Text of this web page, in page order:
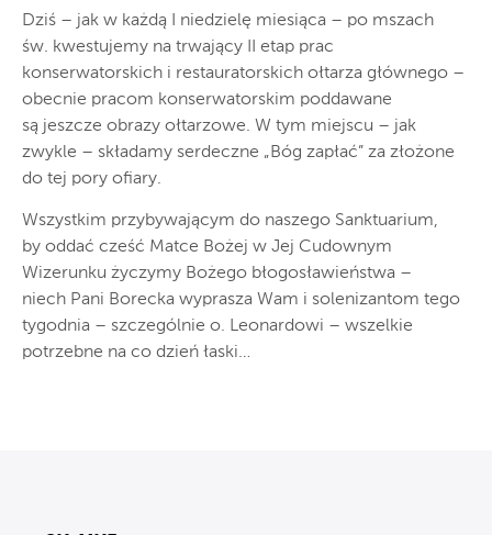
Dziś – jak w każdą I niedzielę miesiąca – po mszach
św. kwestujemy na trwający II etap prac
konserwatorskich i restauratorskich ołtarza głównego –
obecnie pracom konserwatorskim poddawane
są jeszcze obrazy ołtarzowe. W tym miejscu – jak
zwykle – składamy serdeczne „Bóg zapłać” za złożone
do tej pory ofiary.
Wszystkim przybywającym do naszego Sanktuarium,
by oddać cześć Matce Bożej w Jej Cudownym
Wizerunku życzymy Bożego błogosławieństwa –
niech Pani Borecka wyprasza Wam i solenizantom tego
tygodnia – szczególnie o. Leonardowi – wszelkie
potrzebne na co dzień łaski…